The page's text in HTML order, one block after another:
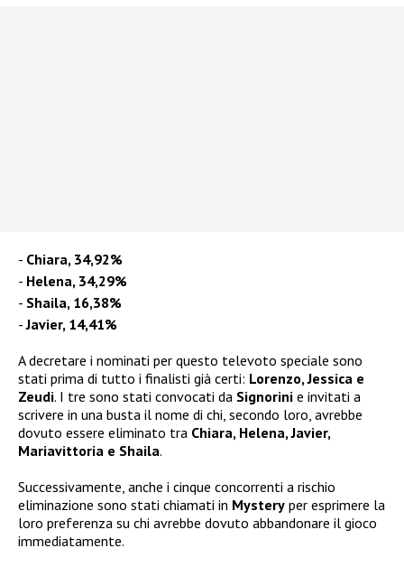
Chiara, 34,92%
Helena, 34,29%
Shaila, 16,38%
Javier, 14,41%
A decretare i nominati per questo televoto speciale sono
stati prima di tutto i finalisti già certi: Lorenzo, Jessica e
Zeudi. I tre sono stati convocati da Signorini e invitati a
scrivere in una busta il nome di chi, secondo loro, avrebbe
dovuto essere eliminato tra Chiara, Helena, Javier,
Mariavittoria e Shaila.
Successivamente, anche i cinque concorrenti a rischio
eliminazione sono stati chiamati in Mystery per esprimere la
loro preferenza su chi avrebbe dovuto abbandonare il gioco
immediatamente.